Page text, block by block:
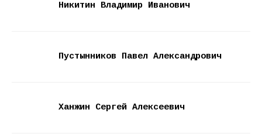
Никитин Владимир Иванович
Пустынников Павел Александрович
Ханжин Сергей Алексеевич